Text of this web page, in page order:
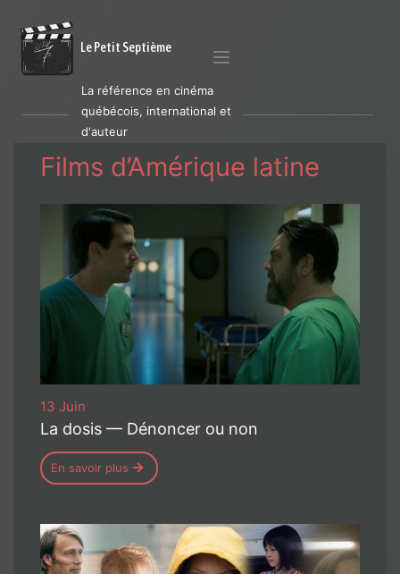
Le Petit Septième
La référence en cinéma
québécois, international et
d'auteur
Films d’Amérique latine
13 Juin
La dosis — Dénoncer ou non
En savoir plus